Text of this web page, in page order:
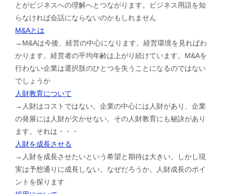
とがビジネスへの理解へとつながります。ビジネス用語を知
らなければ会話にならないのかもしれません
M&Aとは
→M&Aは今後、経営の中心になります。経営環境を見ればわ
かります。経営者の平均年齢は上がり続けています。M&Aを
行わない企業は選択肢のひとつを失うことになるのではない
でしょうか
人財教育について
→人財はコストではない。企業の中心には人財があり、企業
の発展には人財が欠かせない。その人財教育にも秘訣があり
ます。それは・・・
人財を成長させる
→人財を成長させたいという希望と期待は大きい。しかし現
実は予想通りに成長しない。なぜだろうか。人財成長のポイ
ントを探ります